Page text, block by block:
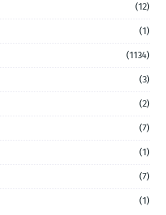
(12)
(1)
(1134)
(3)
(2)
(7)
(1)
(7)
(1)